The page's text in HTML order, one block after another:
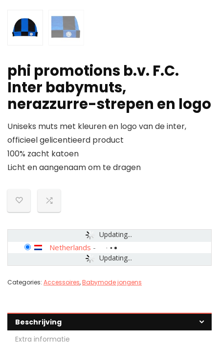
phi promotions b.v. F.C.
Inter babymuts,
nerazzurre-strepen en logo
Uniseks muts met kleuren en logo van de inter,
officieel gelicentieerd product
100% zacht katoen
Licht en aangenaam om te dragen
Updating...
Updating...
Netherlands -
Categories: Accessoires,Babymode jongens
Beschrijving
Extra informatie